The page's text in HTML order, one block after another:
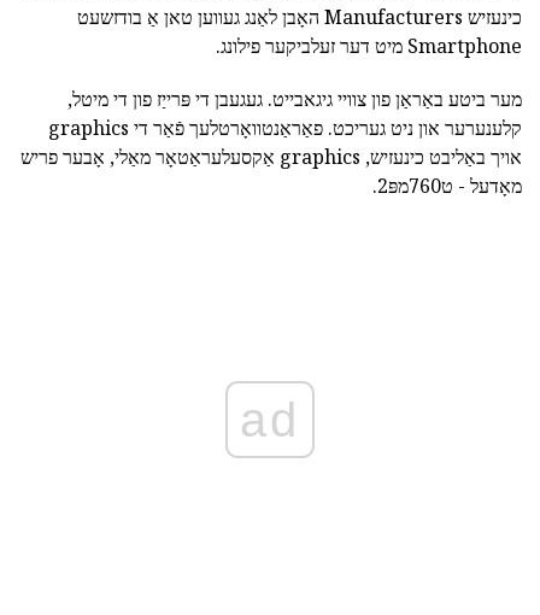
כינעזיש Manufacturers האָבן לאַנג געווען טאן אַ בודזשעט
Smartphone מיט דער זעלביקער פילונג.
מער ביטע באַראַן פון צוויי גיגאבייט. געגעבן די פּרייַז פון די מיטל,
קלענערער און ניט געריכט. פאַראַנטוואָרטלעך פֿאַר די graphics
אויך באַליבט כינעזיש, graphics אַקסעלעראַטאָר מאַלי, אָבער פריש
מאָדעל - ט760מפּ2.
ad